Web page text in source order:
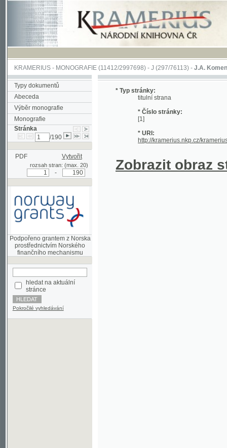
KRAMERIUS-MONOGRAFIE(11412/2997698) -J (297/76113)-J.A. Komenského
Typy dokumentů
Abeceda
Výběr monografie
Monografie
Stránka
/190
PDF Vytvořit
rozsah stran: (max. 20)
Podpořeno grantem z Norska
prostřednictvím Norského
hledat na aktuální
stránce
Pokročilé vyhledávání
* Typ stránky:
titulní strana
* Číslo stránky:
* URI: